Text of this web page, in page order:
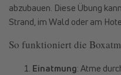
abzubauen. Diese Übung
Strand, im Wald oder am
So funktioniert die
Einatmung: Atme